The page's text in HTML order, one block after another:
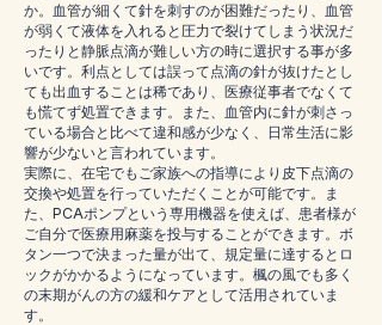
か。血管が細くて針を刺すのが困難だったり、血管
が弱くて液体を入れると圧力で裂けてしまう状況だ
ったりと静脈点滴が難しい方の時に選択する事が多
いです。利点としては誤って点滴の針が抜けたとし
ても出血することは稀であり、医療従事者でなくて
も慌てず処置できます。また、血管内に針が刺さっ
ている場合と比べて違和感が少なく、日常生活に影
響が少ないと言われています。
実際に、在宅でもご家族への指導により皮下点滴の
交換や処置を行っていただくことが可能です。ま
た、PCAポンプという専用機器を使えば、患者様が
ご自分で医療用麻薬を投与することができます。ボ
タン一つで決まった量が出て、規定量に達するとロ
ックがかかるようになっています。楓の風でも多く
の末期がんの方の緩和ケアとして活用されていま
す。